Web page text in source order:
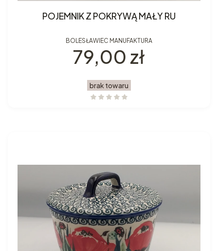
POJEMNIK Z POKRYWĄ MAŁY RU
BOLESŁAWIEC MANUFAKTURA
Cena
79,00 zł
brak towaru